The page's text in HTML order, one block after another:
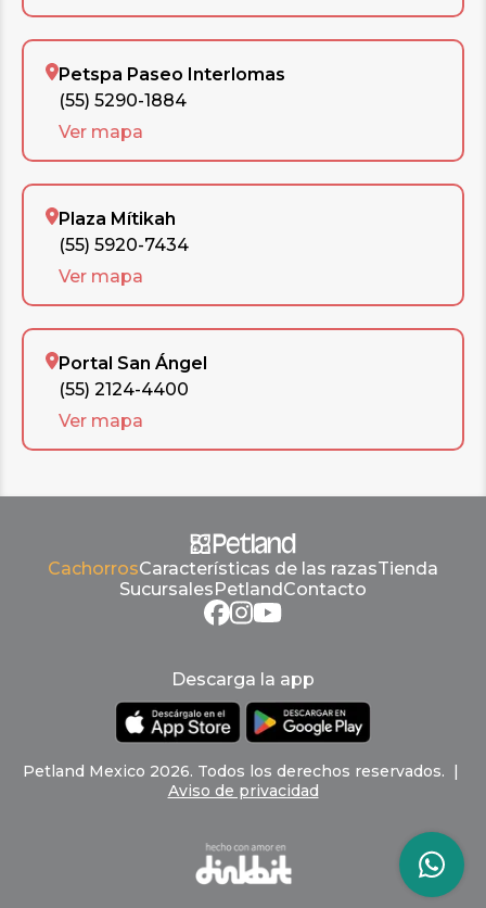
Petspa Paseo Interlomas
(55) 5290-1884
Ver mapa
Plaza Mítikah
(55) 5920-7434
Ver mapa
Portal San Ángel
(55) 2124-4400
Ver mapa
CachorrosCaracterísticas de las razasTienda
Sucursales Petland Contacto
Descarga la app
Petland Mexico 2026. Todos los derechos reservados. |
Aviso de privacidad